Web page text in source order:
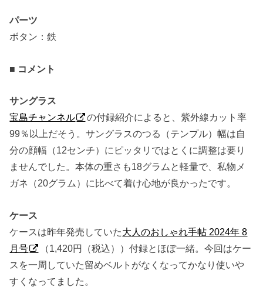
パーツ
ボタン：鉄
■ コメント
サングラス
宝島チャンネル
の付録紹介によると、紫外線カット率
99％以上だそう。サングラスのつる（テンプル）幅は自
分の顔幅（12センチ）にピッタリではとくに調整は要り
ませんでした。本体の重さも18グラムと軽量で、私物メ
ガネ（20グラム）に比べて着け心地が良かったです。
ケース
ケースは昨年発売していた大人のおしゃれ手帖 2024年 8
月号
（1,420円（税込））付録とほぼ一緒。今回はケー
スを一周していた留めベルトがなくなってかなり使いや
すくなってました。